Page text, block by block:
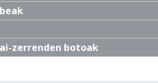
zerrenden botoak